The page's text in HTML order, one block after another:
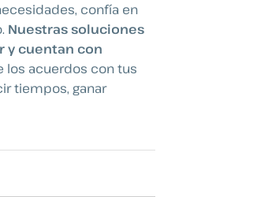
confía en
Nuestras soluciones
y cuentan con
los acuerdos con tus
tiempos, ganar